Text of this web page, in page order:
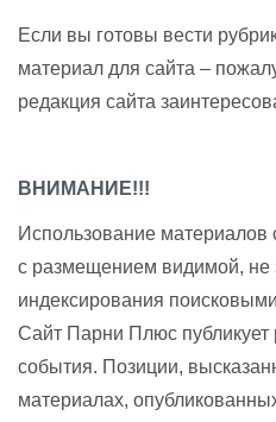
Если вы готовы вести
материал для сайта –
редакция сайта
ВНИМАНИЕ!!!
Использование материалов
с размещением видимой, не
индексирования
Сайт Парни Плюс публикует
события. Позиции,
материалах,